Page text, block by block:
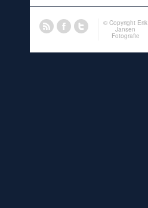
© Copyright Erik
Jansen
Fotografie